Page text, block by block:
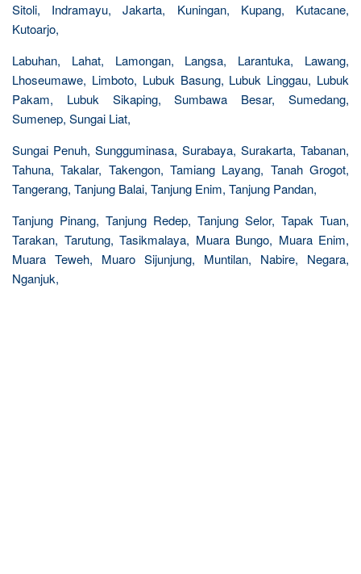
Sitoli, Indramayu, Jakarta, Kuningan, Kupang, Kutacane,
Kutoarjo,
Labuhan, Lahat, Lamongan, Langsa, Larantuka, Lawang,
Lhoseumawe, Limboto, Lubuk Basung, Lubuk Linggau, Lubuk
Pakam, Lubuk Sikaping, Sumbawa Besar, Sumedang,
Sumenep, Sungai Liat,
Sungai Penuh, Sungguminasa, Surabaya, Surakarta, Tabanan,
Tahuna, Takalar, Takengon, Tamiang Layang, Tanah Grogot,
Tangerang, Tanjung Balai, Tanjung Enim, Tanjung Pandan,
Tanjung Pinang, Tanjung Redep, Tanjung Selor, Tapak Tuan,
Tarakan, Tarutung, Tasikmalaya, Muara Bungo, Muara Enim,
Muara Teweh, Muaro Sijunjung, Muntilan, Nabire, Negara,
Nganjuk,